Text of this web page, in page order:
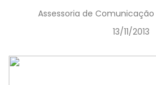
Assessoria de Comunicação
13/11/2013